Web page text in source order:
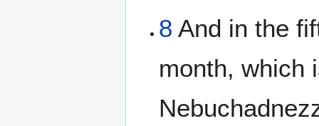
8 And in the
month, which